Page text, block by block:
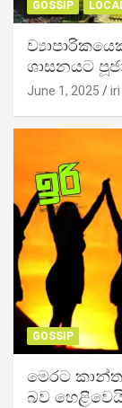
GOSSIP
ශාසනයට
June 1, 2025
GOSSIP
මෙරට
බව